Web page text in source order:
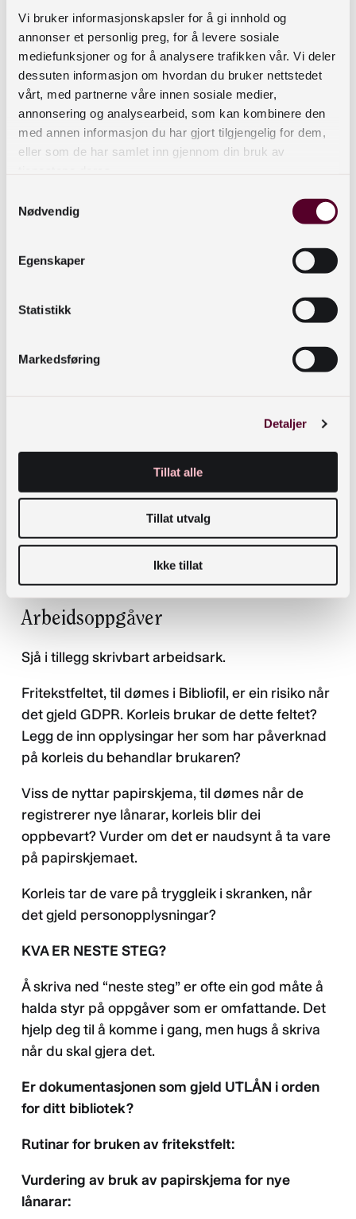
Vi bruker informasjonskapsler for å gi innhold og
annonser et personlig preg, for å levere sosiale
mediefunksjoner og for å analysere trafikken vår. Vi deler
dessuten informasjon om hvordan du bruker nettstedet
vårt, med partnerne våre innen sosiale medier,
annonsering og analysearbeid, som kan kombinere den
med annen informasjon du har gjort tilgjengelig for dem,
eller som de har samlet inn gjennom din bruk av
Nødvendig
Egenskaper
Statistikk
Markedsføring
Detaljer
Tillat alle
Tillat utvalg
Ikke tillat
Sjå meir ileksjonen om brukarens rettar.
Informasjonsplikt
Lånar skal informerast om bruken av
personopplysingar gjennom
personvernerklæringa.
ynskjer å bruka fritekstfeltet, må ein laga reglar
informasjon. Ver òg merksam på at dette feltet
ikkje er intern informasjon, men brukaren får
om innsyn.
Døme frå Klepp bibliotek – behandlingsprotokoll
Arbeidsoppgåver
Sjå i tillegg skrivbart arbeidsark.
Fritekstfeltet, til dømes i Bibliofil, er ein risiko når
det gjeld GDPR. Korleis brukar de dette feltet?
Legg de inn opplysingar her som har påverknad
på korleis du behandlar brukaren?
Viss de nyttar papirskjema, til dømes når de
registrerer nye lånarar, korleis blir dei
oppbevart? Vurder om det er naudsynt å ta vare
på papirskjemaet.
Korleis tar de vare på tryggleik i skranken, når
det gjeld personopplysningar?
KVA ER NESTE STEG?
Å skriva ned “neste steg” er ofte ein god måte å
halda styr på oppgåver som er omfattande. Det
hjelp deg til å komme i gang, men hugs å skriva
når du skal gjera det.
Er dokumentasjonen som gjeld UTLÅN i orden
for ditt bibliotek?
Rutinar for bruken av fritekstfelt:
Vurdering av bruk av papirskjema for nye
lånarar: